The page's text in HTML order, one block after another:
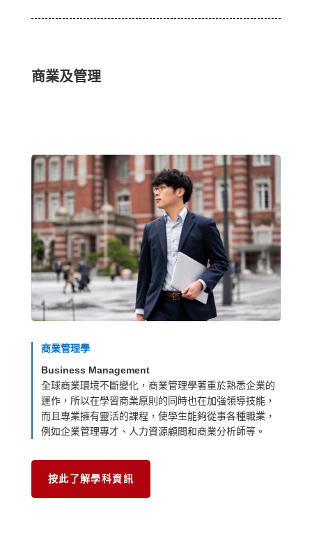
商業及管理
商業管理學
Business Management
全球商業環境不斷變化，商業管理學著重於熟悉企業的
運作，所以在學習商業原則的同時也在加強領導技能，
而且專業擁有靈活的課程，使學生能夠從事各種職業，
例如企業管理專才、人力資源顧問和商業分析師等。
按此了解學科資訊